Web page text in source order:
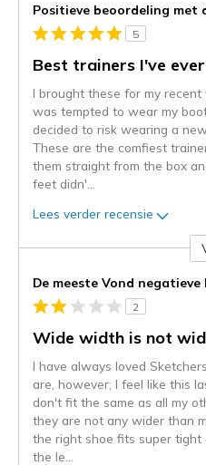
Positieve beoordeling met
5
Best trainers I've
I brought these for my recent
was tempted to wear my
decided to risk wearing a
These are the comfiest
them straight from the box
feet didn'
Lees verder recensie
content
wordt
momenteel
gemigreerd
de
niejee
page_id.
kunt
De meeste Vond
2
Wide width is not
I have always loved
are, however; I feel like this
don't fit the same as all my
they are not any wider than
the right shoe fits super
the le